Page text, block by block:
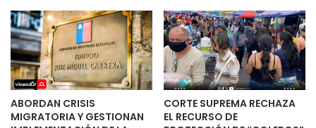
ABORDAN CRISIS
MIGRATORIA Y GESTIONAN
CORTE SUPREMA RECHAZA
EL RECURSO DE